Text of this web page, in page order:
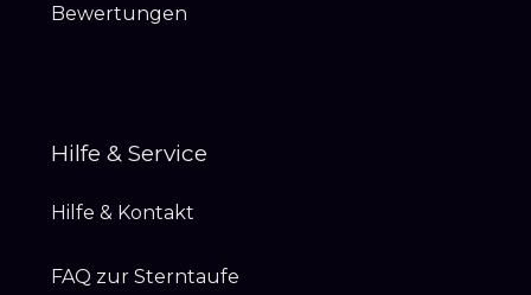
Bewertungen
Hilfe & Service
Hilfe & Kontakt
FAQ zur Sterntaufe